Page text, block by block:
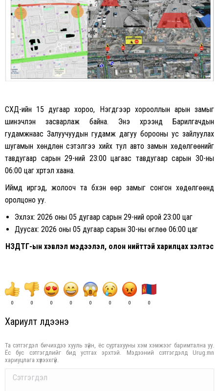
СХД-ийн 15 дугаар хороо, Нэгдүгээр хорооллын арын замыг
шинэчлэн засварлаж байна. Энэ хүрээнд Барилгачдын
гудамжнаас Залуучуудын гудамж дагуу борооны ус зайлуулах
шугамын хөндлөн сэтэлгээ хийх тул авто замын хөдөлгөөнийг
тавдугаар сарын 29-ний 23:00 цагаас тавдугаар сарын 30-ны
06:00 цаг хүртэл хаана.
Иймд иргэд, жолооч та бүхэн өөр замыг сонгон хөдөлгөөнд
оролцоно уу.
Эхлэх: 2026 оны 05 дугаар сарын 29-ний орой 23:00 цаг
Дуусах: 2026 оны 05 дугаар сарын 30-ны өглөө 06:00 цаг
НЗДТГ-ын хэвлэл мэдээлэл, олон нийттэй харилцах хэлтэс
0 0 0 0 0 0 0 0
Хариулт үлдээнэ үү
Та сэтгэгдэл бичихдээ хууль зүйн, ёс суртахууны хэм хэмжээг баримтална уу.
Ёс бус сэтгэгдлийг бид устгах эрхтэй. Мэдээний сэтгэгдэлд Urug.mn
хариуцлага хүлээхгүй.
Comment